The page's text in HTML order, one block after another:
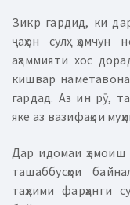
Зикр гардид, ки
ҷаҳон сулҳ
аҳаммияти хос
кишвар
гардад. Аз ин рӯ,
яке аз вазифаҳои
Дар идомаи ҳамоиш
ташаббусҳои
таҳкими фарҳанги